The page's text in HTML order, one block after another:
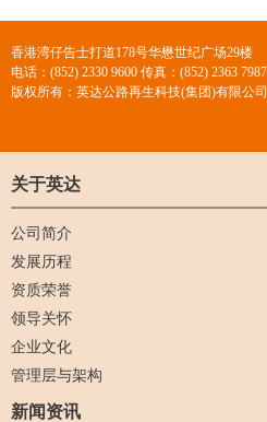
香港湾仔告士打道178号华懋世纪广场29楼
电话：(852) 2330 9600 传真：(852) 2363 7987
版权所有：英达公路再生科技(集团)有限公司
关于英达
公司简介
发展历程
资质荣誉
领导关怀
企业文化
管理层与架构
新闻资讯